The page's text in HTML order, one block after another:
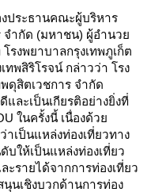
ประธานคณะผู้บริหาร
จำกัด (มหาชน) ผู้อำนวย
รงพยาบาลกรุงเทพภูเก็ต
ทพสิริโรจน์ กล่าวว่า โรง
ดุสิตเวชการ จำกัด
ละเป็นเกียรติอย่างยิ่งที่
ในครั้งนี้ เนื่องด้วย
เป็นแหล่งท่องเที่ยวทาง
ให้เป็นแหล่งท่องเที่ยว
ะรายได้จากการท่องเที่ยว
นเชิงบวกด้านการท่อง